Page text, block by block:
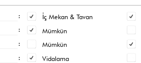
: İç Mekan & Tavan
: Mümkün
: Mümkün
: Vidalama